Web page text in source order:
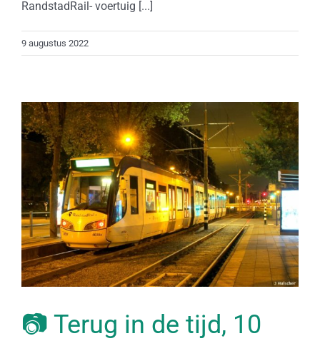
RandstadRail- voertuig [...]
9 augustus 2022
📷 Terug in de tijd, 10